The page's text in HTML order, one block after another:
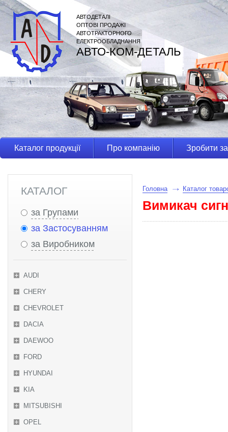
АВТОДЕТАЛІ
ОПТОВІ ПРОДАЖІ
АВТОТРАКТОРНОГО
ЕЛЕКТРООБЛАДНАННЯ
АВТО-КОМ-ДЕТАЛЬ
Каталог продукції Про компанію Зробити
КАТАЛОГ
за Групами
за Застосуванням
за Виробником
AUDI
CHERY
CHEVROLET
DACIA
DAEWOO
FORD
HYUNDAI
KIA
MITSUBISHI
OPEL
Головна Каталог
Вимикач